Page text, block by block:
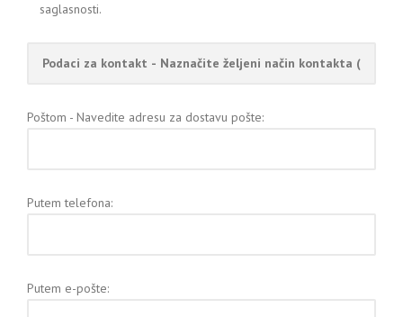
saglasnosti.
Poštom - Navedite adresu za dostavu pošte:
Putem telefona:
Putem e-pošte: